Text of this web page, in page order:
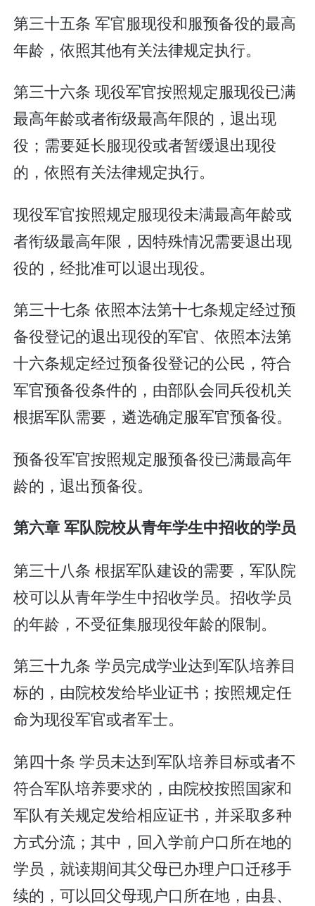
第三十五条 军官服现役和服预备役的最高
年龄，依照其他有关法律规定执行。
第三十六条 现役军官按照规定服现役已满
最高年龄或者衔级最高年限的，退出现
役；需要延长服现役或者暂缓退出现役
的，依照有关法律规定执行。
现役军官按照规定服现役未满最高年龄或
者衔级最高年限，因特殊情况需要退出现
役的，经批准可以退出现役。
第三十七条 依照本法第十七条规定经过预
备役登记的退出现役的军官、依照本法第
十六条规定经过预备役登记的公民，符合
军官预备役条件的，由部队会同兵役机关
根据军队需要，遴选确定服军官预备役。
预备役军官按照规定服预备役已满最高年
龄的，退出预备役。
第六章 军队院校从青年学生中招收的学员
第三十八条 根据军队建设的需要，军队院
校可以从青年学生中招收学员。招收学员
的年龄，不受征集服现役年龄的限制。
第三十九条 学员完成学业达到军队培养目
标的，由院校发给毕业证书；按照规定任
命为现役军官或者军士。
第四十条 学员未达到军队培养目标或者不
符合军队培养要求的，由院校按照国家和
军队有关规定发给相应证书，并采取多种
方式分流；其中，回入学前户口所在地的
学员，就读期间其父母已办理户口迁移手
续的，可以回父母现户口所在地，由县、